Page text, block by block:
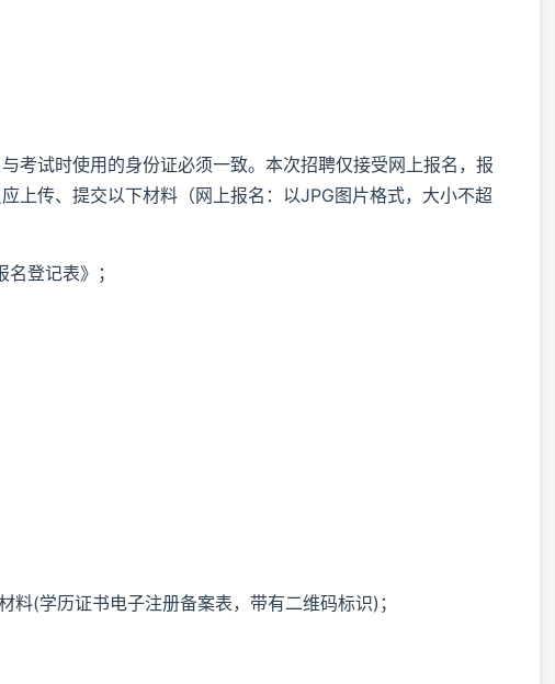
考试时使用的身份证必须一致。本次招聘仅接受网上报名，报
上传、提交以下材料（网上报名：以JPG图片格式，大小不超
登记表》；
(学历证书电子注册备案表，带有二维码标识)；